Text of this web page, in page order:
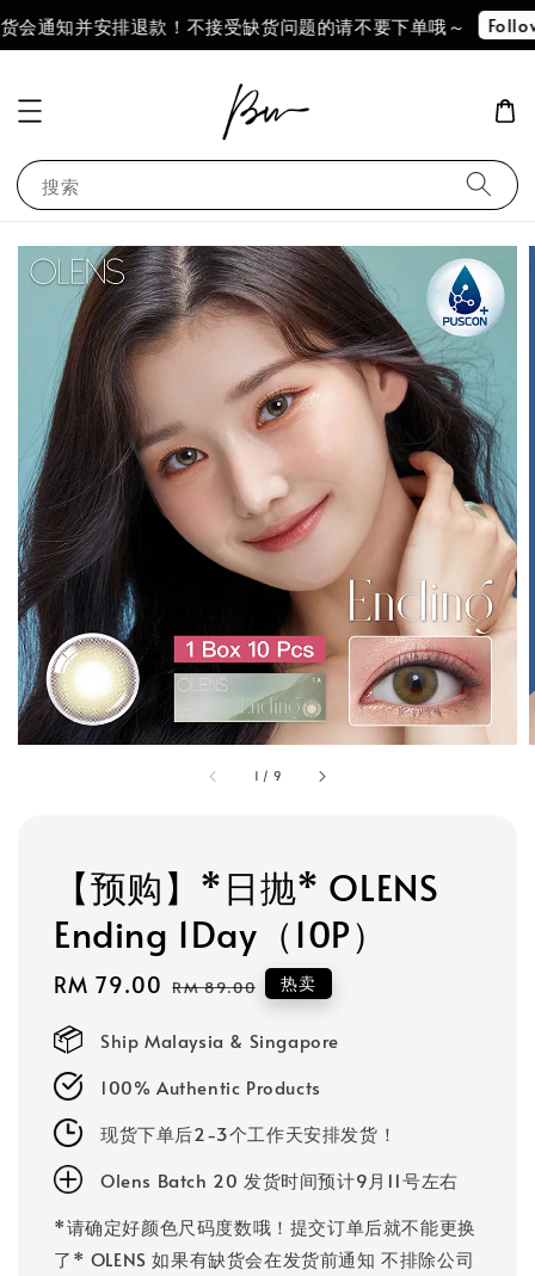
退款！不接受缺货问题的请不要下单哦～ Follow Our IG !!
搜索
1 / 9
【预购】*日抛* OLENS
Ending 1Day（10P）
Sale
RM 79.00 Regular
RM 89.00 热卖
Ship Malaysia & Singapore
100% Authentic Products
现货下单后2-3个工作天安排发货！
Olens Batch 20 发货时间预计9月11号左右
*请确定好颜色尺码度数哦！提交订单后就不能更换
了* OLENS 如果有缺货会在发货前通知 不排除公司